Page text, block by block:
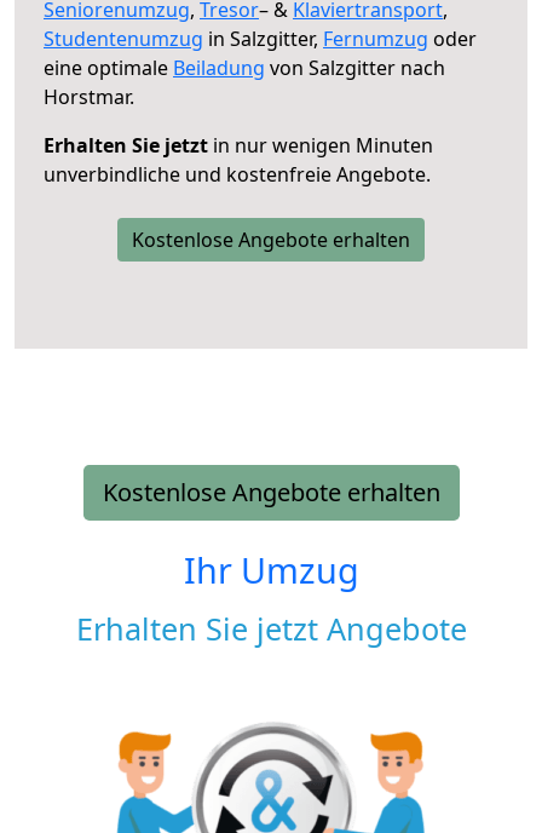
Seniorenumzug, Tresor– & Klaviertransport,
Studentenumzug in Salzgitter, Fernumzug oder
eine optimale Beiladung von Salzgitter nach
Horstmar.
Erhalten Sie jetzt in nur wenigen Minuten
unverbindliche und kostenfreie Angebote.
Kostenlose Angebote erhalten
Kostenlose Angebote erhalten
Ihr Umzug
Erhalten Sie jetzt Angebote